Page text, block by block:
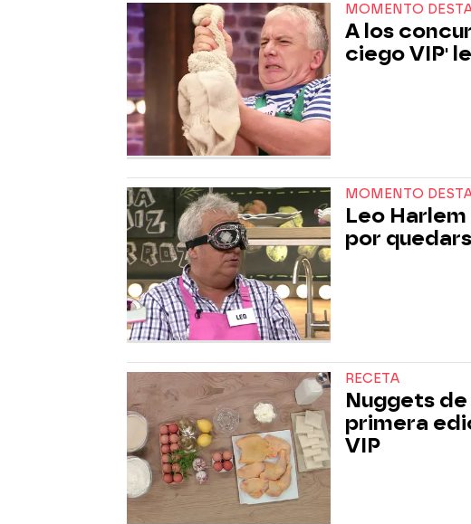
MOMENTO
A los
ciego VIP'
MOMENTO
Leo
por
RECETA
Nuggets
primera
VIP